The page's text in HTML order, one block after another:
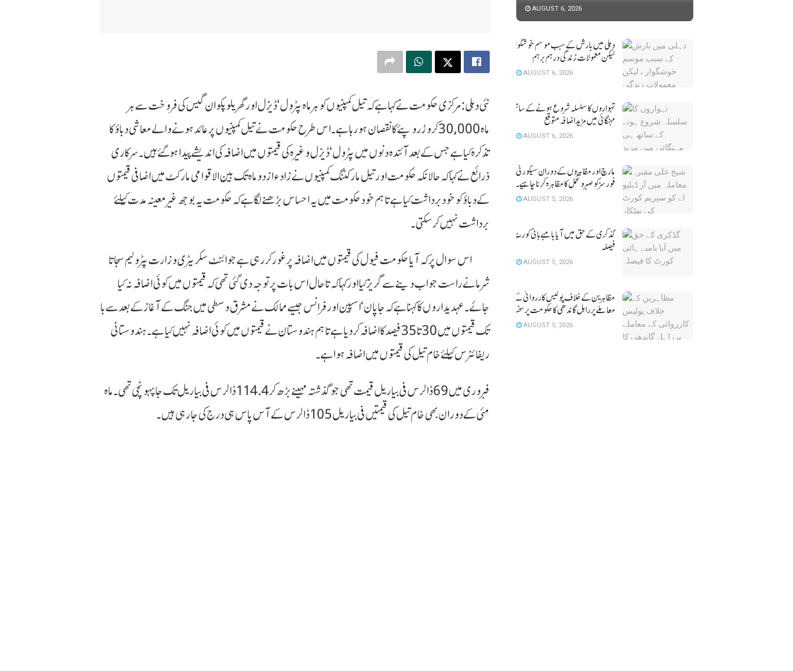
نئی دہلی :مرکزی حکومت نے کہا ہے کہ تیل کمپنیوں کو ہر ماہ پٹرول ‘ ڈیزل اور گھریلو پکوان گیس کی فروخت سے ہر
ماہ 30,000 کروڑ روپئے کا نقصان ہو رہا ہے ۔ اس طرح حکومت نے تیل کمپنیوں پر عائد ہونے والے معاشی دباؤ کا
تذکرہ کیا ہے جس کے بعد آئندہ دنوں میں پٹرول ‘ ڈیزل وغیرہ کی قیمتوں میں اضافہ کی اندیشے پیدا ہوگئے ہیں۔ سرکاری
ذرائع نے کہا کہ حالانکہ حکومت اور تیل مارکٹنگ کمپنیوں نے زادء از دو ماہ تک بین الاقوامی مارکٹ میں اضافی قیمتوں
کے دباؤ کو خود برداشت کیا ہے تاہم خود حکومت میں یہ احساس بڑھنے لگا ہے کہ حکومت یہ بوجھ غیرمعینہ مدت کیلئے
برداشت نہیں کرسکتی ۔
اس سوال پر کہ آیا حکومت فیول کی قیمتوں میں اضافہ پر غور کر رہی ہے جوائنٹ سکریٹری وزارت پٹرولیم سجاتا
شرما نے راست جواب دینے سے گریز کیا اور کہا کہ تاحال اس بات پر توجہ دی گئی تھی کہ قیمتوں میں کوئی اضافہ نہ کیا
جائے ۔ عہدیداروں کا کہنا ہے کہ جاپان ‘ اسپین اور فرانس جیسے ممالک نے مشرق وسطی میں جنگ کے آغاز کے بعد سے با
تک قیمتوں میں 30 تا 35 فیصد کا اضافہ کردیا ہے تاہم ہندوستان نے قیمتوں میں کوئی اضافہ نہیں کیا ہے ۔ ہندوستانی
ریفائنرس کیلئے خام تیل کی قیمتوں میں اضافہ ہوا ہے ۔
فبروری میں 69 ڈالرس فی بیاریل قیمت تھی جو گذشتہ مہینے بڑھ کر 114.4 ڈالرس فی بیاریل تک جا پہونچی تھی ۔ ماہ
مئی کے دوران بھی خام تیل کی قیمتیں فی بیاریل 105 ڈالرس کے آس پاس ہی درج کی جا رہی ہیں۔
AUGUST 6, 2026
لیکن معمولات زندگی درہم برہم
AUGUST 6, 2026
تہواروں کا سلسلہ شروع ہونے کے ساتھ ہی
مہنگائی میں مزید اضافہ متوقع
AUGUST 6, 2026
مارچ اور مظاہروں کے دوران سیکورٹی
فورسز کو صبر و تحمل کا مظاہرہ کرنا چاہیے۔ سپریم
AUGUST 5, 2026
گڈکری کے حق میں آیا بامبے ہائی کورٹ کا
فیصلہ
AUGUST 5, 2026
مظاہرین کے خلاف پولیس کارروائی کے
معاملے پرراہل گاندھی کا حکومت پر سخت
AUGUST 5, 2026